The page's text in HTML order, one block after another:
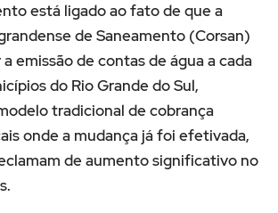
está ligado ao fato de que a
de Saneamento (Corsan)
emissão de contas de água a cada
do Rio Grande do Sul,
tradicional de cobrança
onde a mudança já foi efetivada,
de aumento significativo no